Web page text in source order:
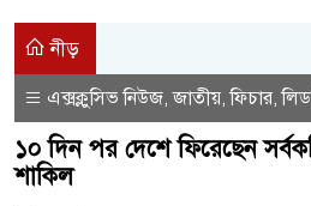
নীড়
এক্সক্লুসিভ নিউজ,জাতীয়,ফিচার,
১০ দিন পর দেশে ফিরেছেন
শাকিল